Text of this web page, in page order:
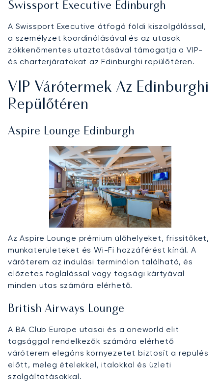
Swissport Executive Edinburgh
A Swissport Executive átfogó földi kiszolgálással,
a személyzet koordinálásával és az utasok
zökkenőmentes utaztatásával támogatja a VIP-
és charterjáratokat az Edinburghi repülőtéren.
VIP Várótermek Az Edinburghi
Repülőtéren
Aspire Lounge Edinburgh
Az Aspire Lounge prémium ülőhelyeket, frissítőket,
munkaterületeket és Wi-Fi hozzáférést kínál. A
váróterem az indulási terminálon található, és
előzetes foglalással vagy tagsági kártyával
minden utas számára elérhető.
British Airways Lounge
A BA Club Europe utasai és a oneworld elit
tagsággal rendelkezők számára elérhető
váróterem elegáns környezetet biztosít a repülés
előtt, meleg ételekkel, italokkal és üzleti
szolgáltatásokkal.